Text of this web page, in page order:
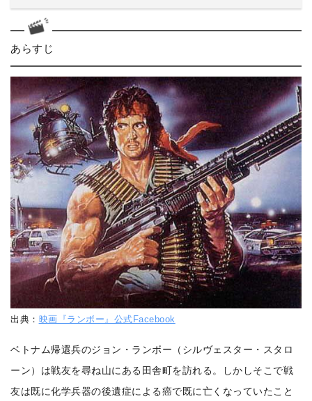
あらすじ
出典： 映画『ランボー』公式Facebook
ベトナム帰還兵のジョン・ランボー（シルヴェスター・スタロ
ーン）は戦友を尋ね山にある田舎町を訪れる。しかしそこで戦
友は既に化学兵器の後遺症による癌で既に亡くなっていたこと